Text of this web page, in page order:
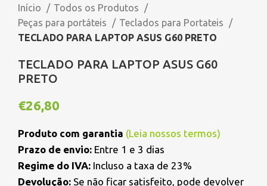
Início
Todos os Produtos
Peças para portáteis
Teclados para Portateis
TECLADO PARA LAPTOP ASUS G60 PRETO
TECLADO PARA LAPTOP ASUS G60
PRETO
€26,80
Produto com garantia (Leia nossos termos)
Prazo de envio: Entre 1 e 3 dias
Regime do IVA: Incluso a taxa de 23%
Devolução: Se não ficar satisfeito, pode devolver